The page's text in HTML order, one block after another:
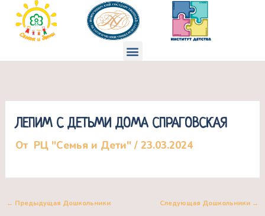
Перейти
содержимому
Меню
ЛЕПИМ С ДЕТЬМИ ДОМА СПРАГОВСКАЯ
От РЦ "Семья и Дети"/23.03.2024
← Предыдущая Дошкольники Следующая Дошкольники →